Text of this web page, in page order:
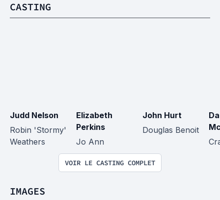
CASTING
Judd Nelson
Robin 'Stormy'
Weathers
Elizabeth
Perkins
Jo Ann
John Hurt
Douglas Benoit
VOIR LE CASTING COMPLET
IMAGES